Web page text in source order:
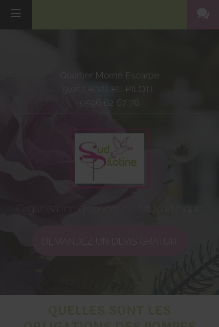
Quartier Morne Escarpe
RIVIÈRE PILOTE
0596 62 67 76
Organisation d'obsèques en Martinique